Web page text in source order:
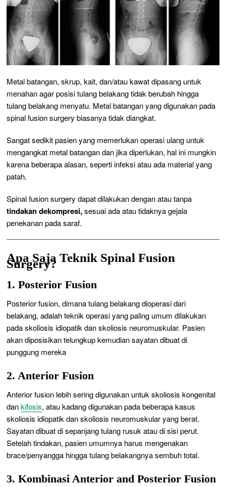
Metal batangan, skrup, kait, dan/atau kawat dipasang untuk
menahan agar posisi tulang belakang tidak berubah hingga
tulang belakang menyatu. Metal batangan yang digunakan pada
spinal fusion surgerybiasanya tidak diangkat.
Sangat sedikit pasien yang memerlukan operasi ulang untuk
mengangkat metal batangan dan jika diperlukan, hal ini mungkin
karena beberapa alasan, seperti infeksi atau ada material yang
patah.
Spinal fusion surgery dapat dilakukan dengan atau tanpa
tindakan dekompresi,sesuai ada atau tidaknya gejala
penekanan pada saraf.
Apa Saja Teknik Spinal Fusion
Surgery?
1. Posterior Fusion
Posterior fusion,dimana tulang belakang dioperasi dari
belakang, adalah teknik operasi yang paling umum dilakukan
pada skoliosis idiopatik dan skoliosis neuromuskular. Pasien
akan diposisikan telungkup kemudian sayatan dibuat di
punggung mereka
2. Anterior Fusion
Anterior fusion lebih sering digunakan untuk skoliosis kongenital
dankifosis, atau kadang digunakan pada beberapa kasus
skoliosis idiopatik dan skoliosis neuromuskular yang berat.
Sayatan dibuat di sepanjang tulang rusuk atau di sisi perut.
Setelah tindakan, pasien umumnya harus mengenakan
brace/penyangga hingga tulang belakangnya sembuh total.
3. Kombinasi Anterior and Posterior Fusion